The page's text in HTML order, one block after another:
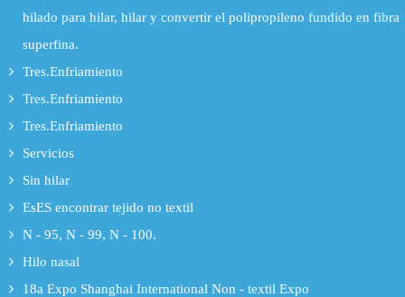
hilado para hilar, hilar y convertir el polipropileno fundido en fibra
superfina.
Tres.Enfriamiento
Tres.Enfriamiento
Tres.Enfriamiento
Servicios
Sin hilar
EsES encontrar tejido no textil
N - 95, N - 99, N - 100.
Hilo nasal
18a Expo Shanghai International Non - textil Expo